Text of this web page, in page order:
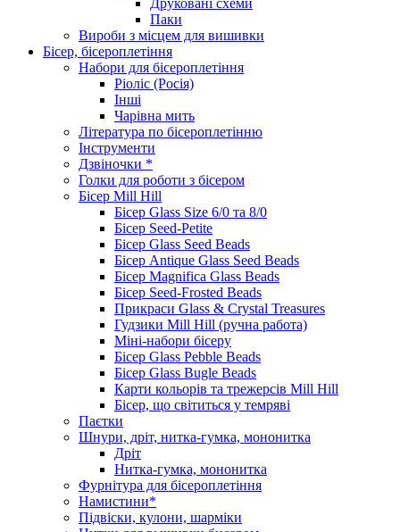
Паки
Вироби з місцем для вишивки
Бісер, бісероплетіння
Набори для бісероплетіння
Ріоліс (Росія)
Інші
Чарівна мить
Література по бісероплетінню
Інструменти
Дзвіночки *
Голки для роботи з бісером
Бісер Mill Hill
Бісер Glass Size 6/0 та 8/0
Бісер Seed-Petite
Бісер Glass Seed Beads
Бісер Antique Glass Seed Beads
Бісер Magnifica Glass Beads
Бісер Seed-Frosted Beads
Прикраси Glass & Crystal Treasures
Гудзики Mill Hill (ручна работа)
Міні-набори бісеру
Бісер Glass Pebble Beads
Бісер Glass Bugle Beads
Карти кольорів та трежерсів Mill Hill
Бісер, що світиться у темряві
Паєтки
Шнури, дріт, нитка-гумка, мононитка
Дріт
Нитка-гумка, мононитка
Фурнітура для бісероплетіння
Намистини*
Підвіски, кулони, шарміки